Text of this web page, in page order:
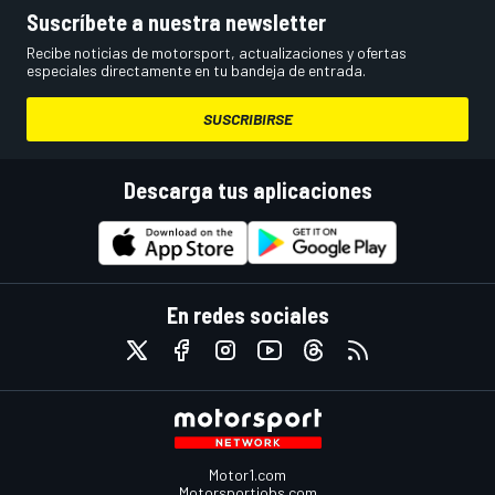
Suscríbete a nuestra newsletter
Recibe noticias de motorsport, actualizaciones y ofertas
especiales directamente en tu bandeja de entrada.
SUSCRIBIRSE
Descarga tus aplicaciones
En redes sociales
Motor1.com